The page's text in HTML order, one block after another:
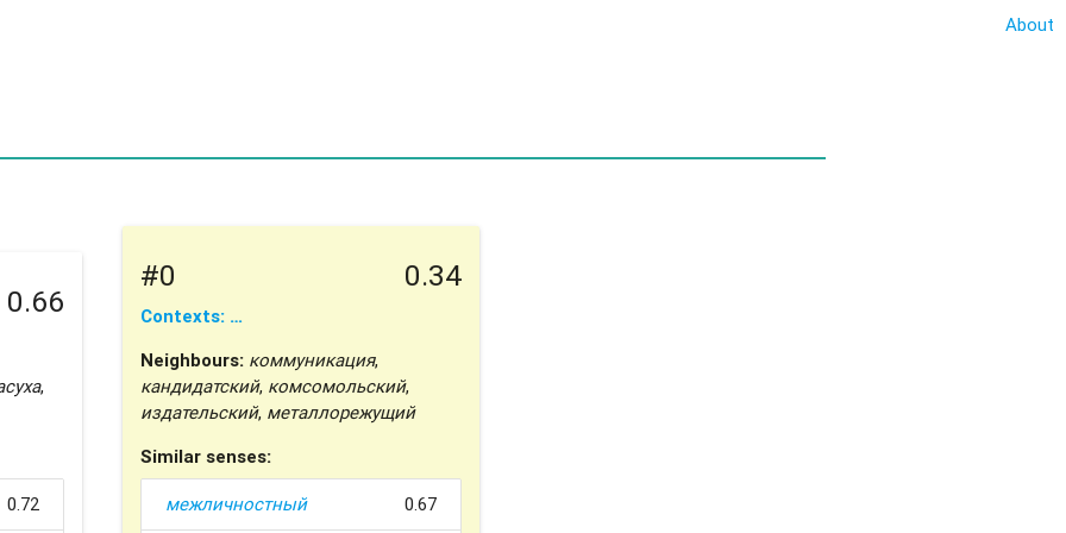
About
0.66
,
0.72
#0 0.34
Contexts: …
Neighbours: коммуникация,
кандидатский, комсомольский,
издательский, металлорежущий
Similar senses:
межличностный 0.67